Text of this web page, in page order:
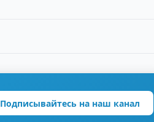
Подписывайтесь на наш канал